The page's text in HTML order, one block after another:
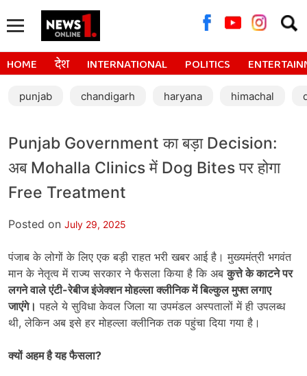
for:
HOME देश INTERNATIONAL POLITICS
punjab chandigarh haryana himachal
Punjab Government का बड़ा Decision:
अब Mohalla Clinics में Dog Bites पर होगा
Free Treatment
Posted on July 29, 2025
पंजाब के लोगों के लिए एक बड़ी राहत भरी खबर आई है। मुख्यमंत्री भगवंत
मान के नेतृत्व में राज्य सरकार ने फैसला किया है कि अबकुत्ते के काटने पर
लगने वाले एंटी-रेबीज इंजेक्शन मोहल्ला क्लीनिक में बिल्कुल मुफ्त लगाए
जाएंगे। पहले ये सुविधा केवल जिला या उपमंडल अस्पतालों में ही उपलब्ध
थी, लेकिन अब इसे हर मोहल्ला क्लीनिक तक पहुंचा दिया गया है।
क्यों अहम है यह फैसला?